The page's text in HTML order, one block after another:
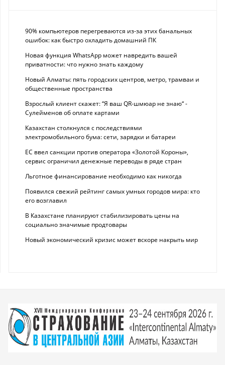
90% компьютеров перегреваются из-за этих банальных
ошибок: как быстро охладить домашний ПК
Новая функция WhatsApp может навредить вашей
приватности: что нужно знать каждому
Новый Алматы: пять городских центров, метро, трамваи и
общественные пространства
Взрослый клиент скажет: “Я ваш QR-шмюар не знаю“ -
Сулейменов об оплате картами
Казахстан столкнулся с последствиями
электромобильного бума: сети, зарядки и батареи
ЕС ввел санкции против оператора «Золотой Короны»,
сервис ограничил денежные переводы в ряде стран
Льготное финансирование необходимо как никогда
Появился свежий рейтинг самых умных городов мира: кто
его возглавил
В Казахстане планируют стабилизировать цены на
социально значимые продтовары
Новый экономический кризис может вскоре накрыть мир